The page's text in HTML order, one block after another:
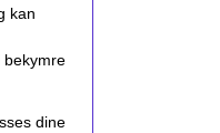
kan
bekymre
dine